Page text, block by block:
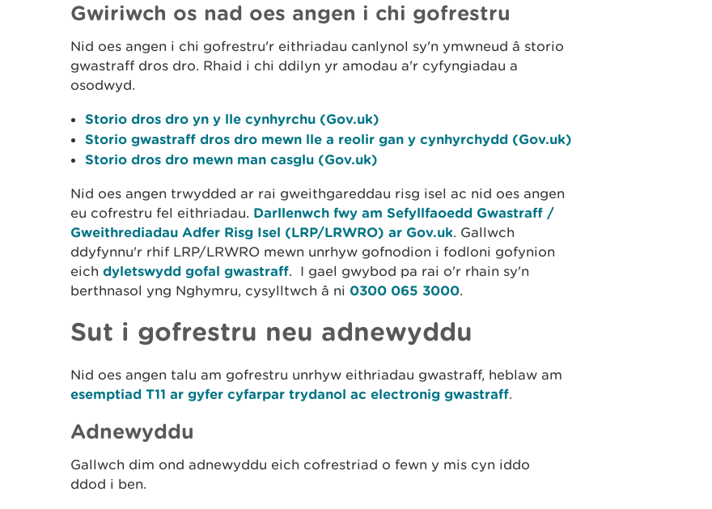
Gwiriwch os nad oes angen i chi gofrestru
Nid oes angen i chi gofrestru'r eithriadau canlynol sy'n ymwneud â storio
gwastraff dros dro. Rhaid i chi ddilyn yr amodau a'r cyfyngiadau a
osodwyd.
Storio dros dro yn y lle cynhyrchu (Gov.uk)
Storio gwastraff dros dro mewn lle a reolir gan y cynhyrchydd (Gov.uk)
Storio dros dro mewn man casglu (Gov.uk)
Nid oes angen trwydded ar rai gweithgareddau risg isel ac nid oes angen
eu cofrestru fel eithriadau. Darllenwch fwy am Sefyllfaoedd Gwastraff /
Gweithrediadau Adfer Risg Isel (LRP/LRWRO) ar Gov.uk. Gallwch
ddyfynnu'r rhif LRP/LRWRO mewn unrhyw gofnodion i fodloni gofynion
eich dyletswydd gofal gwastraff. I gael gwybod pa rai o'r rhain sy'n
berthnasol yng Nghymru, cysylltwch â ni 0300 065 3000.
Sut i gofrestru neu adnewyddu
Nid oes angen talu am gofrestru unrhyw eithriadau gwastraff, heblaw am
esemptiad T11 ar gyfer cyfarpar trydanol ac electronig gwastraff.
Adnewyddu
Gallwch dim ond adnewyddu eich cofrestriad o fewn y mis cyn iddo
ddod i ben.